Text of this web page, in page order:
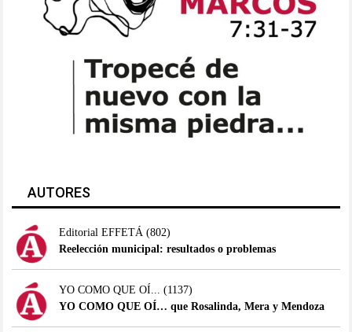
AUTORES
Editorial EFFETÁ (802)
Reelección municipal: resultados o problemas
YO COMO QUE OÍ...
(1137)
YO COMO QUE OÍ… que Rosalinda, Mera y Mendoza